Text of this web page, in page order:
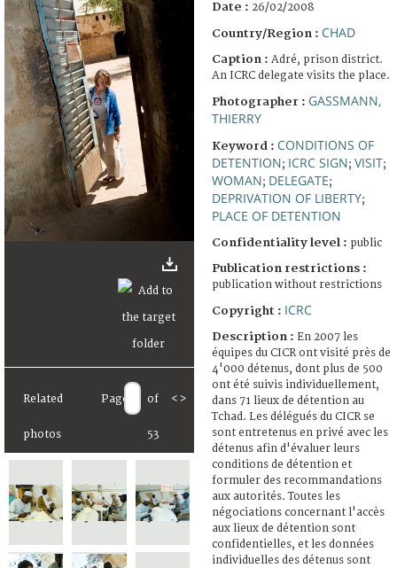
Related
photos
Page of
53
< >
Date : 26/02/2008
Country/Region : CHAD
Caption : Adré, prison district.
An ICRC delegate visits the place.
Photographer : GASSMANN,
THIERRY
Keyword : CONDITIONS OF
DETENTION; ICRC SIGN; VISIT;
WOMAN; DELEGATE;
DEPRIVATION OF LIBERTY;
PLACE OF DETENTION
Confidentiality level : public
Publication restrictions :
publication without restrictions
Copyright : ICRC
Description : En 2007 les
équipes du CICR ont visité près de
4'000 détenus, dont plus de 500
ont été suivis individuellement,
dans 71 lieux de détention au
Tchad. Les délégués du CICR se
sont entretenus en privé avec les
détenus afin d'évaluer leurs
conditions de détention et
formuler des recommandations
aux autorités. Toutes les
négociations concernant l'accès
aux lieux de détention sont
confidentielles, et les données
individuelles des détenus sont